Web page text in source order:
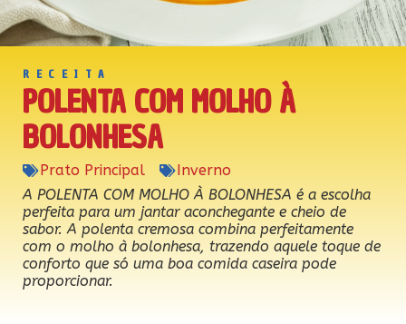
RECEITA
POLENTA COM MOLHO À
BOLONHESA
Prato Principal
Inverno
A POLENTA COM MOLHO À BOLONHESA é a escolha
perfeita para um jantar aconchegante e cheio de
sabor. A polenta cremosa combina perfeitamente
com o molho à bolonhesa, trazendo aquele toque de
conforto que só uma boa comida caseira pode
proporcionar.